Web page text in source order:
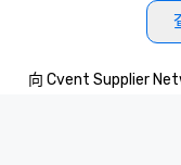
向 Cvent Supplier